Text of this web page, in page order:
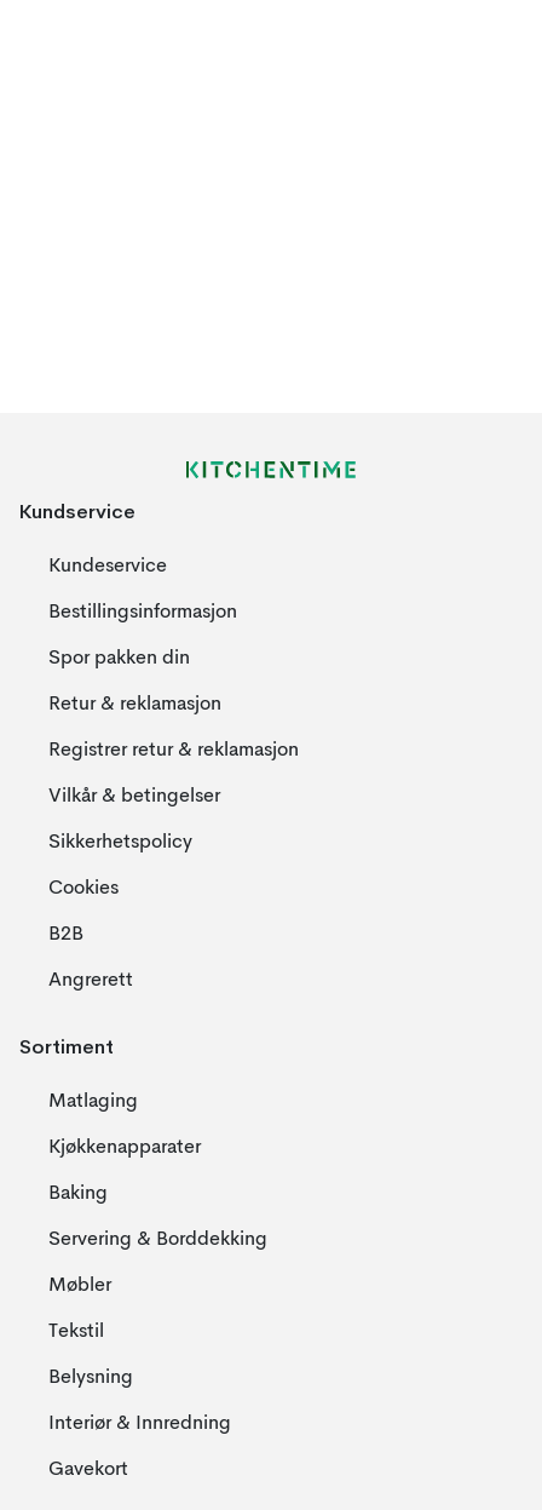
Kundservice
Kundeservice
Bestillingsinformasjon
Spor pakken din
Retur & reklamasjon
Registrer retur & reklamasjon
Vilkår & betingelser
Sikkerhetspolicy
Cookies
B2B
Angrerett
Sortiment
Matlaging
Kjøkkenapparater
Baking
Servering & Borddekking
Møbler
Tekstil
Belysning
Interiør & Innredning
Gavekort